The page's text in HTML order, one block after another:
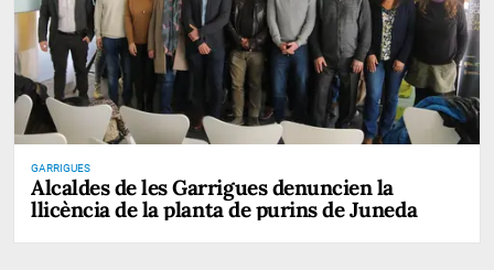
GARRIGUES
Alcaldes de les Garrigues denuncien la
llicència de la planta de purins de Juneda